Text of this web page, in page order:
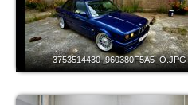
3753514430_960380F5A5_O.JPG